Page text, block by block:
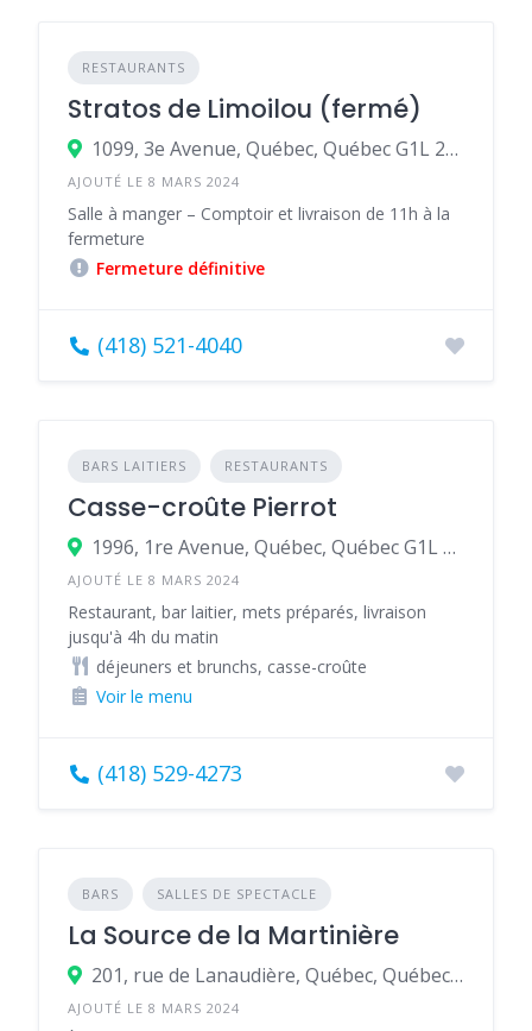
RESTAURANTS
Stratos de Limoilou (fermé)
1099, 3e Avenue, Québec, Québec G1L 2X3, Canada
AJOUTÉ LE 8 MARS 2024
Salle à manger – Comptoir et livraison de 11h à la
fermeture
Fermeture définitive
(418) 521-4040
BARS LAITIERS RESTAURANTS
Casse-croûte Pierrot
1996, 1re Avenue, Québec, Québec G1L 3M2, Canada
AJOUTÉ LE 8 MARS 2024
Restaurant, bar laitier, mets préparés, livraison
jusqu'à 4h du matin
déjeuners et brunchs, casse-croûte
Voir le menu
(418) 529-4273
BARS SALLES DE SPECTACLE
La Source de la Martinière
201, rue de Lanaudière, Québec, Québec G1L 4H2, Canada
AJOUTÉ LE 8 MARS 2024